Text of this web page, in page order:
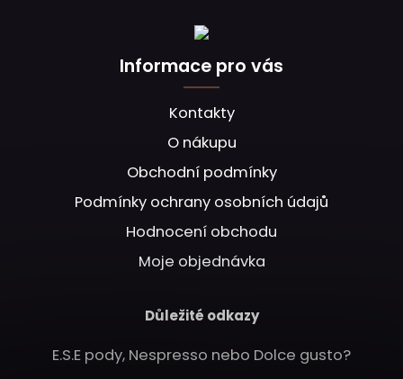
Informace pro vás
Kontakty
O nákupu
Obchodní podmínky
Podmínky ochrany osobních údajů
Hodnocení obchodu
Moje objednávka
Důležité odkazy
E.S.E pody, Nespresso nebo Dolce gusto?